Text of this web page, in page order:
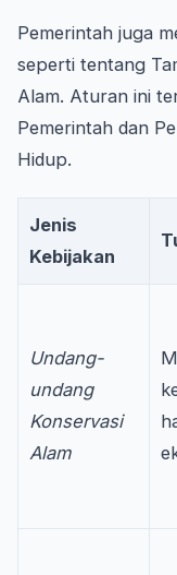
Pemerintah juga
seperti tentang
Alam. Aturan ini
Pemerintah dan
Hidup.
Jenis
Kebijakan
Undang-
undang
Konservasi
Alam